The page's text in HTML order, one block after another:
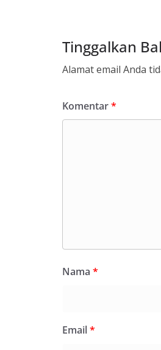
Tinggalkan
Alamat email Anda
Komentar*
Nama *
Email*